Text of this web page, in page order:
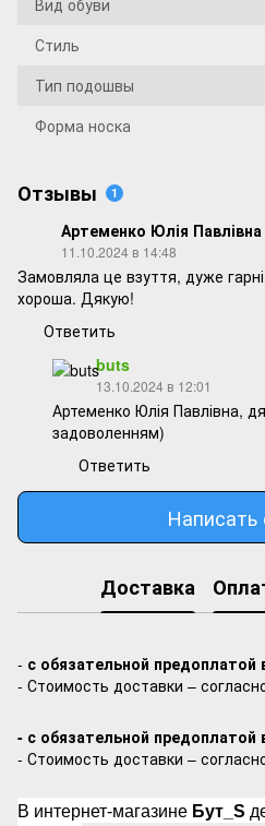
Вид обуви
Стиль
Тип подошвы
Форма носка
Отзывы 1
Артеменко Юлія Павлівна
11.10.2024 в 14:48
Замовляла це взуття, дуже
хороша. Дякую!
Ответить
buts
13.10.2024 в 12:01
Артеменко Юлія Павлівна,
задоволенням)
Ответить
Написать
Доставка
- с обязательной предоплатой
- Стоимость доставки –
- с обязательной предоплатой
- Стоимость доставки –
В интернет-магазине Бут_S